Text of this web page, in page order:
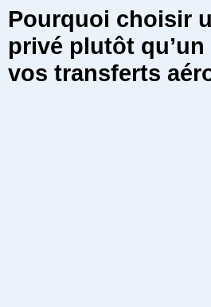
Pourquoi choisir
privé plutôt
vos transferts